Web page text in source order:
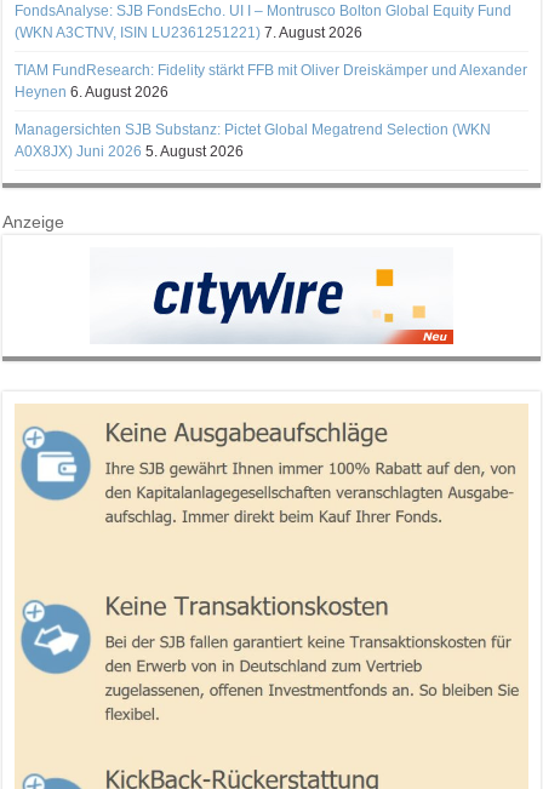
FondsAnalyse: SJB FondsEcho. UI I – Montrusco Bolton Global Equity Fund
(WKN A3CTNV, ISIN LU2361251221) 7. August 2026
TIAM FundResearch: Fidelity stärkt FFB mit Oliver Dreiskämper und Alexander
Heynen 6. August 2026
Managersichten SJB Substanz: Pictet Global Megatrend Selection (WKN
A0X8JX) Juni 2026 5. August 2026
Anzeige